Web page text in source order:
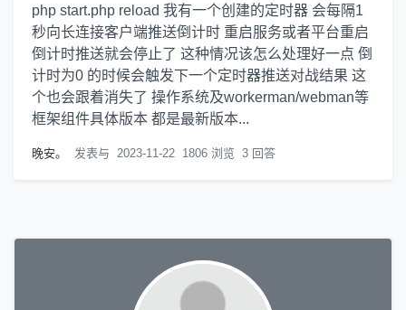
php start.php reload 我有一个创建的定时器 会每隔1
秒向长连接客户端推送倒计时 重启服务或者平台重启
倒计时推送就会停止了 这种情况该怎么处理好一点 倒
计时为0 的时候会触发下一个定时器推送对战结果 这
个也会跟着消失了 操作系统及workerman/webman等
框架组件具体版本 都是最新版本...
晚安。 发表与 2023-11-22 1806 浏览 3 回答